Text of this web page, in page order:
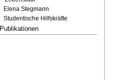
Elena Stegmann
Studentische Hilfskräfte
Publikationen